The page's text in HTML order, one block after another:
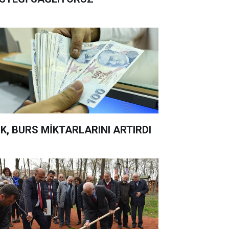
BURS MİKTARLARINI ARTIRDI